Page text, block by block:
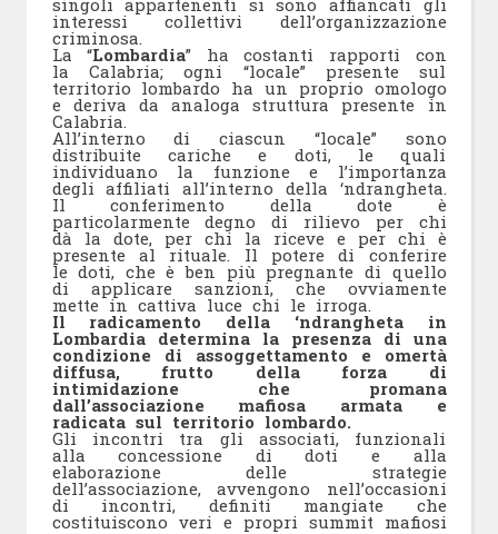
singoli appartenenti si sono affiancati gli
interessi collettivi dell’organizzazione
criminosa.
La “Lombardia” ha costanti rapporti con
la Calabria; ogni “locale” presente sul
territorio lombardo ha un proprio omologo
e deriva da analoga struttura presente in
Calabria.
All’interno di ciascun “locale” sono
distribuite cariche e doti, le quali
individuano la funzione e l’importanza
degli affiliati all’interno della ‘ndrangheta.
Il conferimento della dote è
particolarmente degno di rilievo per chi
dà la dote, per chi la riceve e per chi è
presente al rituale. Il potere di conferire
le doti, che è ben più pregnante di quello
di applicare sanzioni, che ovviamente
mette in cattiva luce chi le irroga.
Il radicamento della ‘ndrangheta in
Lombardia determina la presenza di una
condizione di assoggettamento e omertà
diffusa, frutto della forza di
intimidazione che promana
dall’associazione mafiosa armata e
radicata sul territorio lombardo.
Gli incontri tra gli associati, funzionali
alla concessione di doti e alla
elaborazione delle strategie
dell’associazione, avvengono nell’occasioni
di incontri, definiti mangiate che
costituiscono veri e propri summit mafiosi